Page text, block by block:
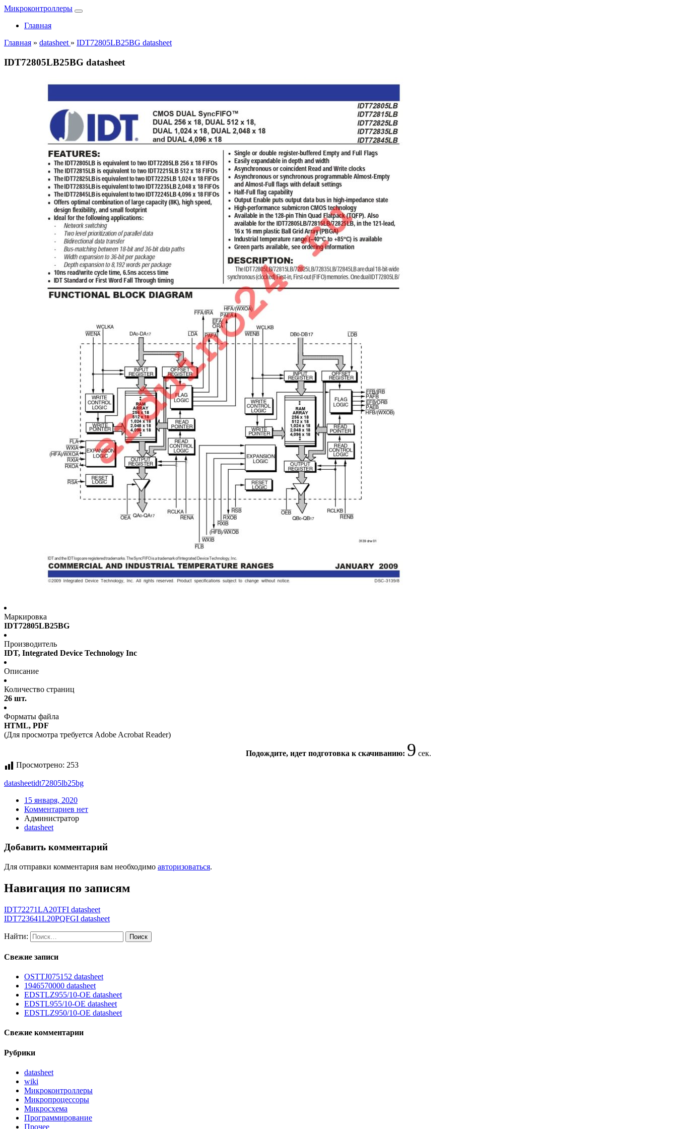
Микроконтроллеры
Главная
Главная » datasheet » IDT72805LB25BG datasheet
IDT72805LB25BG datasheet
Маркировка
IDT72805LB25BG
Производитель
IDT, Integrated Device Technology Inc
Описание
Количество страниц
26 шт.
Форматы файла
HTML, PDF
(Для просмотра требуется Adobe Acrobat Reader)
Подождите, идет подготовка к скачиванию: 8 сек.
Просмотрено: 253
datasheetidt72805lb25bg
15 января, 2020
Комментариев нет
Администратор
datasheet
Добавить комментарий
Для отправки комментария вам необходимо авторизоваться.
Навигация по записям
IDT72271LA20TFI datasheet
IDT723641L20PQFGI datasheet
Найти:
Свежие записи
OSTTJ075152 datasheet
1946570000 datasheet
EDSTLZ955/10-OE datasheet
EDSTL955/10-OE datasheet
EDSTLZ950/10-OE datasheet
Свежие комментарии
Рубрики
datasheet
wiki
Микроконтроллеры
Микропроцессоры
Микросхема
Программирование
Прочее